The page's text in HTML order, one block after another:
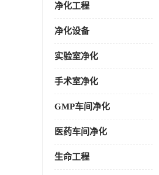
净化工程
净化设备
实验室净化
手术室净化
GMP车间净化
医药车间净化
生命工程